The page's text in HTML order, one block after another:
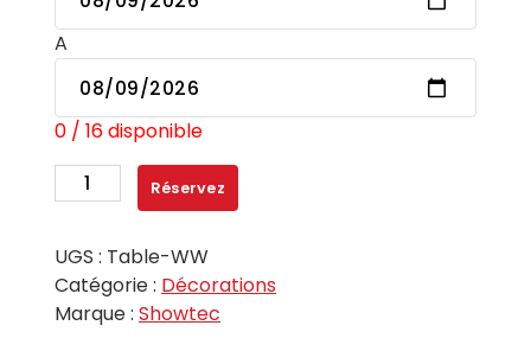
A
0 / 16 disponible
quantité
de
compacte
sur
batterie
Réservez
UGS : Table-WW
Catégorie : Décorations
Marque : Showtec